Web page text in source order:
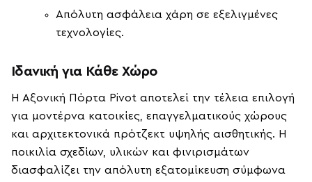
Απόλυτη ασφάλεια χάρη σε εξελιγμένες
τεχνολογίες.
Ιδανική για Κάθε Χώρο
Η Αξονική Πόρτα Pivot αποτελεί την τέλεια επιλογή
για μοντέρνα κατοικίες, επαγγελματικούς χώρους
και αρχιτεκτονικά πρότζεκτ υψηλής αισθητικής. Η
ποικιλία σχεδίων, υλικών και φινιρισμάτων
διασφαλίζει την απόλυτη εξατομίκευση σύμφωνα